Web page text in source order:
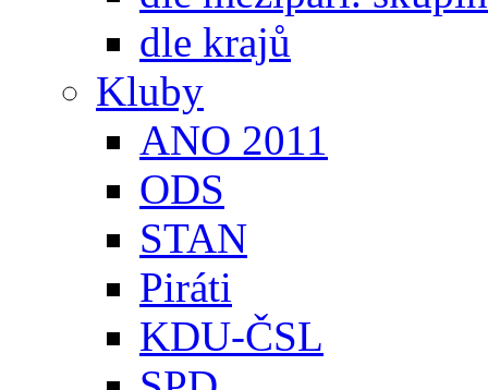
dle krajů
Kluby
ANO 2011
ODS
STAN
Piráti
KDU-ČSL